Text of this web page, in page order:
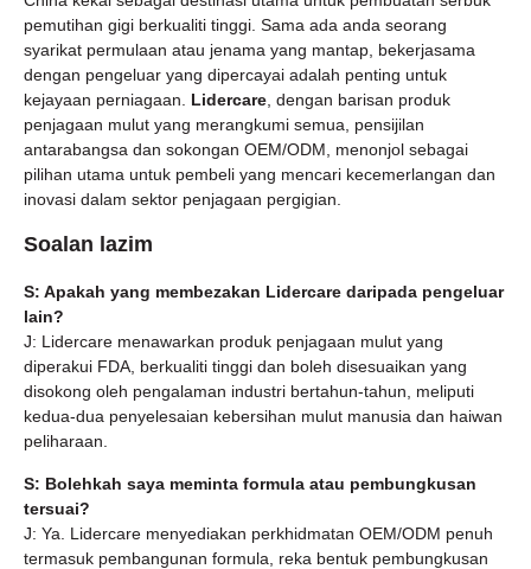
pemutihan gigi berkualiti tinggi. Sama ada anda seorang
syarikat permulaan atau jenama yang mantap, bekerjasama
dengan pengeluar yang dipercayai adalah penting untuk
kejayaan perniagaan. Lidercare , dengan barisan produk
penjagaan mulut yang merangkumi semua, pensijilan
antarabangsa dan sokongan OEM/ODM, menonjol sebagai
pilihan utama untuk pembeli yang mencari kecemerlangan dan
inovasi dalam sektor penjagaan pergigian.
Soalan lazim
S: Apakah yang membezakan Lidercare daripada pengeluar
lain?
J: Lidercare menawarkan produk penjagaan mulut yang
diperakui FDA, berkualiti tinggi dan boleh disesuaikan yang
disokong oleh pengalaman industri bertahun-tahun, meliputi
kedua-dua penyelesaian kebersihan mulut manusia dan haiwan
peliharaan.
S: Bolehkah saya meminta formula atau pembungkusan
tersuai?
J: Ya. Lidercare menyediakan perkhidmatan OEM/ODM penuh
termasuk pembangunan formula, reka bentuk pembungkusan